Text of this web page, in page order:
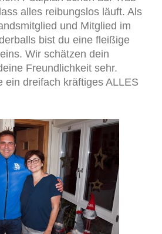
alles reibungslos läuft. Als
und Mitglied im
bist du eine fleißige
Wir schätzen dein
Freundlichkeit sehr.
ein dreifach kräftiges ALLES